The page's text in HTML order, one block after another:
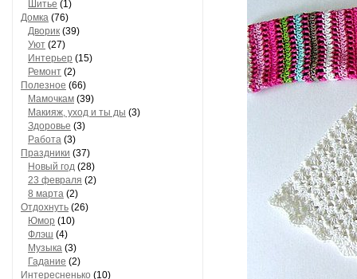
Шитье (1)
Домка (76)
Дворик (39)
Уют (27)
Интерьер (15)
Ремонт (2)
Полезное (66)
Мамочкам (39)
Макияж, уход и ты ды (3)
Здоровье (3)
Работа (3)
Праздники (37)
Новый год (28)
23 февраля (2)
8 марта (2)
Отдохнуть (26)
Юмор (10)
Флэш (4)
Музыка (3)
Гадание (2)
Интересненько (10)